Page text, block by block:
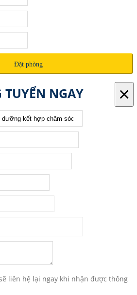
Đặt phòng
×
TUYỂN NGAY
liên hệ lại ngay khi nhận được thông